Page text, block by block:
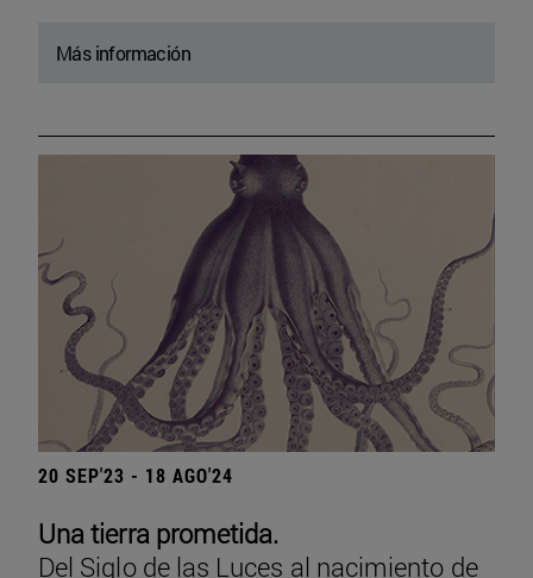
Más información
20 SEP'23 - 18 AGO'24
Una tierra prometida.
Del Siglo de las Luces al nacimiento de